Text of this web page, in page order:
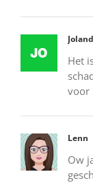
Het
voor
Lenn
Ow